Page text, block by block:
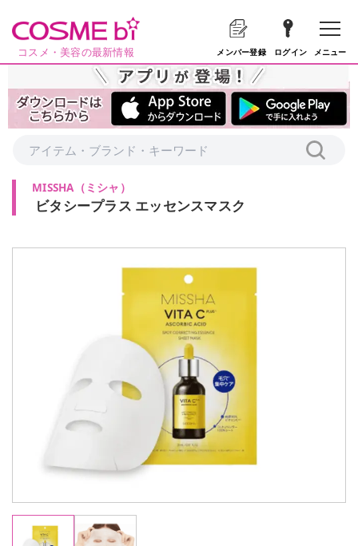
コスメ・美容の最新情報 メンバー登録 ログイン メニュー
MISSHA（ ミシャ ）
ビタシープラス エッセンスマスク